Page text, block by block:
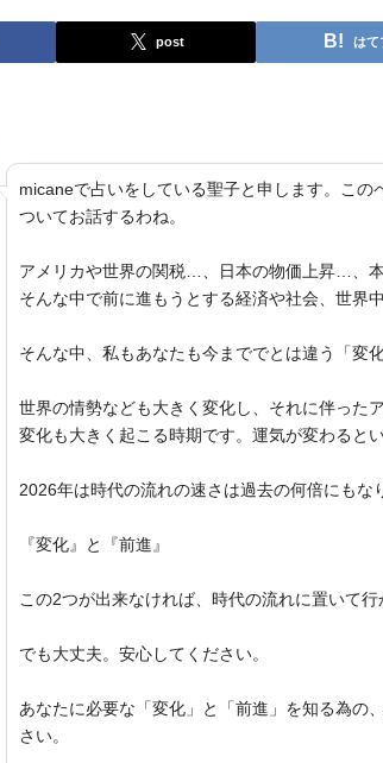
post はて
micaneで占いをしている聖子と申します。こ
ついてお話するわね。
アメリカや世界の関税…、日本の物価上昇…、
そんな中で前に進もうとする経済や社会、世界
そんな中、私もあなたも今まででとは違う「変
世界の情勢なども大きく変化し、それに伴った
変化も大きく起こる時期です。運気が変わると
2026年は時代の流れの速さは過去の何倍にもな
『変化』と『前進』
この2つが出来なければ、時代の流れに置いて
でも大丈夫。安心してください。
あなたに必要な「変化」と「前進」を知る為の
さい。